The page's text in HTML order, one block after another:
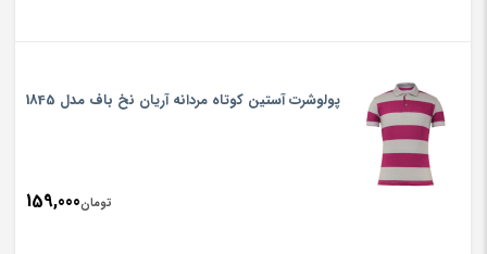
پولوشرت آستین کوتاه مردانه آریان نخ باف مدل 1845
تومان159,000